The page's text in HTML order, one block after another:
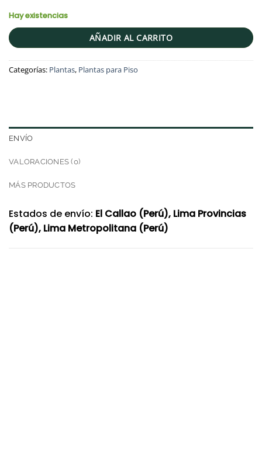
Hay existencias
AÑADIR AL CARRITO
Categorías: Plantas, Plantas para Piso
ENVÍO
VALORACIONES (0)
MÁS PRODUCTOS
Estados de envío: El Callao (Perú), Lima Provincias
(Perú), Lima Metropolitana (Perú)